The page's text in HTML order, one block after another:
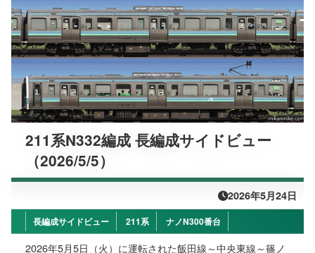
211系N332編成 長編成サイドビュー
（2026/5/5）
2026年5月24日
長編成サイドビュー 211系 ナノN300番台
2026年5月5日（火）に運転された飯田線～中央東線～篠ノ